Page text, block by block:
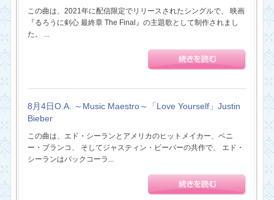
この曲は、2021年に配信限定でリリースされたシングルで、 映画
『るろうに剣心 最終章 The Final』の主題歌として制作されまし
た。 ...
8月4日O.A. ～Music Maestro～「Love Yourself」Justin
Bieber
この曲は、エド・シーランとアメリカのヒットメイカー、ベニ
ー・ブランコ、 そしてジャスティン・ビーバーの共作で、 エド・
シーランはバックコーラ...